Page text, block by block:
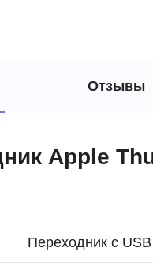
Отзывы
Apple
Переходник с